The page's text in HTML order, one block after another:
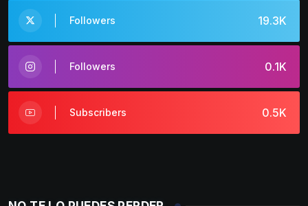
19.3K
Followers
0.1K
Followers
0.5K
Subscribers